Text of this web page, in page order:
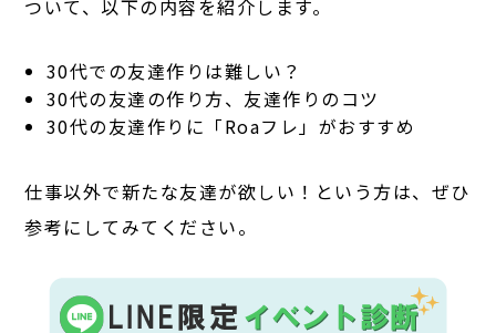
ついて、以下の内容を紹介します。
30代での友達作りは難しい？
30代の友達の作り方、友達作りのコツ
30代の友達作りに「Roaフレ」がおすすめ
仕事以外で新たな友達が欲しい！という方は、ぜひ
参考にしてみてください。